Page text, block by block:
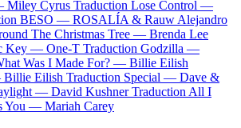
Miley Cyrus Traduction Lose Control —
BESO — ROSALÍA & Rauw Alejandro
The Christmas Tree — Brenda Lee
Key — One-T Traduction Godzilla —
Was I Made For? — Billie Eilish
Billie Eilish Traduction Special — Dave &
— David Kushner Traduction All I
You — Mariah Carey